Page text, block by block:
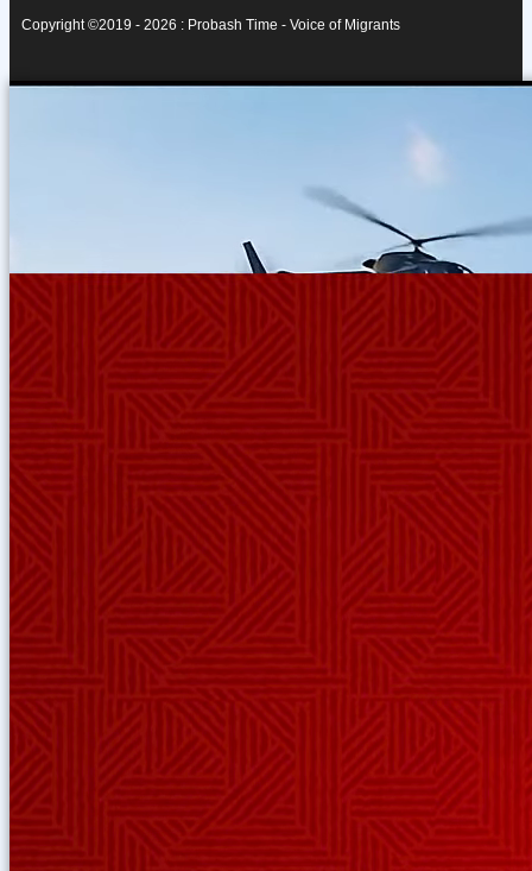
Copyright ©2019 - 2026 : Probash Time - Voice of Migrants